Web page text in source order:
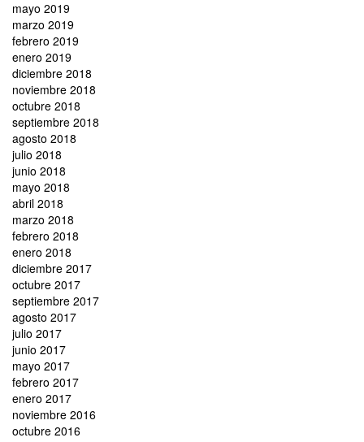
mayo 2019
marzo 2019
febrero 2019
enero 2019
diciembre 2018
noviembre 2018
octubre 2018
septiembre 2018
agosto 2018
julio 2018
junio 2018
mayo 2018
abril 2018
marzo 2018
febrero 2018
enero 2018
diciembre 2017
octubre 2017
septiembre 2017
agosto 2017
julio 2017
junio 2017
mayo 2017
febrero 2017
enero 2017
noviembre 2016
octubre 2016